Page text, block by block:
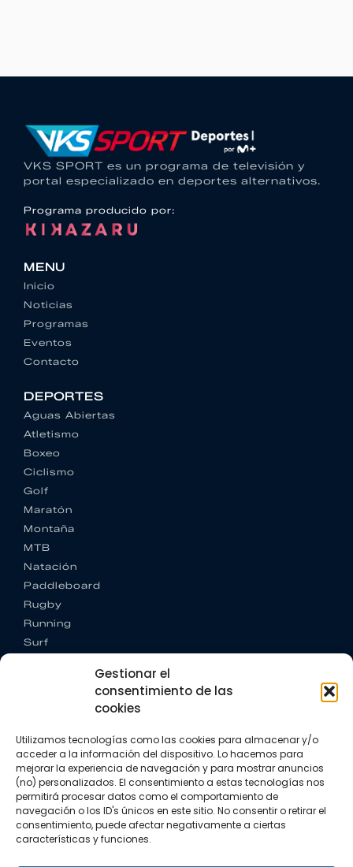
Gestionar el
consentimiento de las
cookies
Utilizamos tecnologías como las cookies para almacenar y/o
acceder a la información del dispositivo. Lo hacemos para
mejorar la experiencia de navegación y para mostrar anuncios
(no) personalizados. El consentimiento a estas tecnologías nos
permitirá procesar datos como el comportamiento de
navegación o los ID's únicos en este sitio. No consentir o retirar el
consentimiento, puede afectar negativamente a ciertas
características y funciones.
VKS SPORT es un programa de televisión y
portal especializado en deportes alternativos.
Programa producido por:
MENU
Inicio
Noticias
Programas
Eventos
Contacto
DEPORTES
Aguas Abiertas
Atletismo
Boxeo
Ciclismo
Golf
Maratón
Montaña
MTB
Natación
Paddleboard
Rugby
Running
Surf
CONTACTO
+34 662 342 177
info@vkssport.com
SÍGUENOS